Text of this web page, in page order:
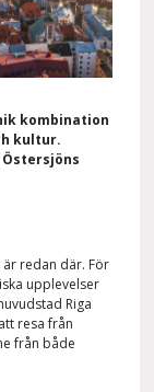
kombination
kultur.
redan där. För
upplevelser
Riga
resa från
från både